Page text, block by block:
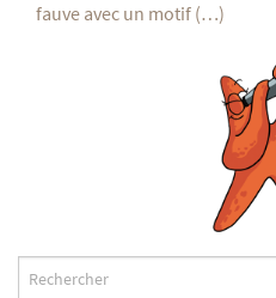
fauve avec un motif (…)